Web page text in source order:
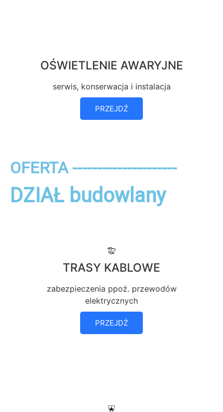
OŚWIETLENIE AWARYJNE
serwis, konserwacja i instalacja
PRZEJDŹ
OFERTA ---------------------
DZIAŁ budowlany
TRASY KABLOWE
zabezpieczenia ppoż. przewodów
elektrycznych
PRZEJDŹ